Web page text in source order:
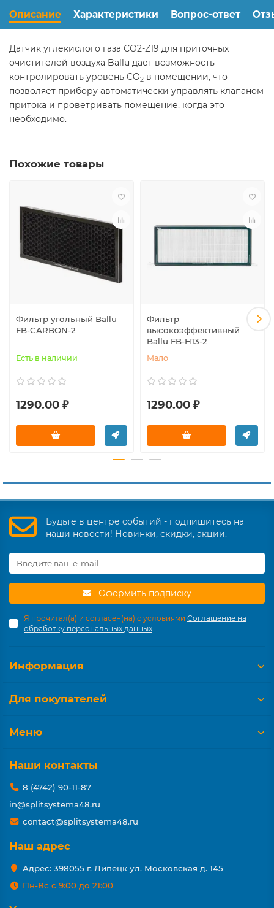
Описание Характеристики Вопрос-ответ
Датчик углекислого газа CO2-Z19 для приточных
очистителей воздуха Ballu дает возможность
контролировать уровень CO2 в помещении, что
позволяет прибору автоматически управлять клапаном
притока и проветривать помещение, когда это
необходимо.
Похожие товары
Фильтр угольный Ballu
FB-CARBON-2
Есть в наличии
1290.00 ₽
Фильтр
высокоэффективный
Ballu FB-H13-2
Мало
1290.00 ₽
Будьте в центре событий - подпишитесь на
наши новости! Новинки, скидки, акции.
Оформить подписку
Я прочитал(а) и согласен(на) с условиями Соглашение на
обработку персональных данных
Информация
Для покупателей
Меню
Наши контакты
8 (4742) 90-11-87
in@splitsystema48.ru
contact@splitsystema48.ru
Наш адрес
Адрес: 398055 г. Липецк ул. Московская д. 145
Пн-Вс с 9:00 до 21:00